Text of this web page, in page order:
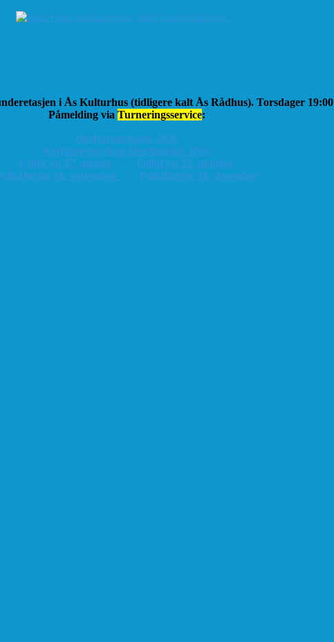
i Ås Kulturhus (tidligere kalt Ås Rådhus). Torsdager 19:00
Påmelding via Turneringsservice:
Høstturneringen 2026
Klubbmesterskap Hurtigsjakk 2026
FolloLyn 27. august
FolloLyn 22. oktober
24. september
FolloHurtig 10. desember